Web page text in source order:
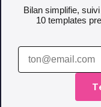
Bilan simplifie,
10 templates